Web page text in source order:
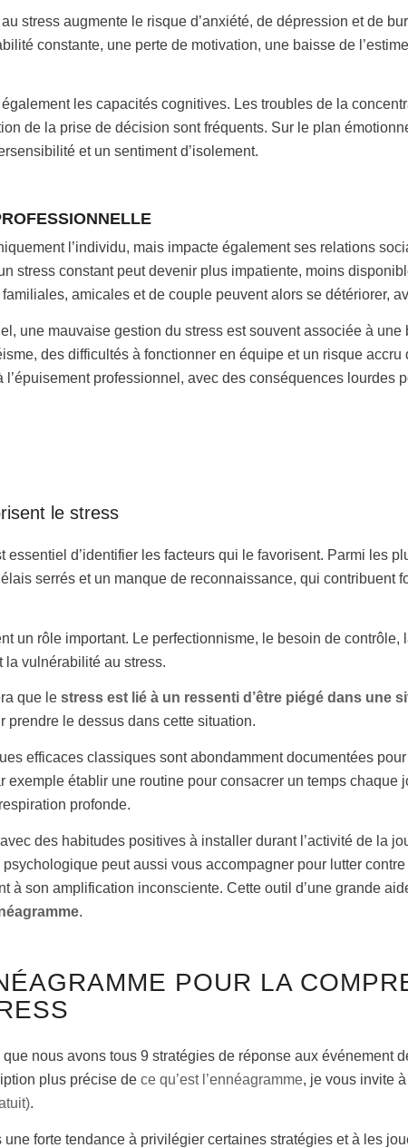
stress augmente le risque d’anxiété, de dépression et de
constante, une perte de motivation, une baisse de
les capacités cognitives. Les troubles de la
de la prise de décision sont fréquents. Sur le plan
et un sentiment d’isolement.
l’individu, mais impacte également ses relations
stress constant peut devenir plus impatiente, moins
amicales et de couple peuvent alors se détériorer,
une mauvaise gestion du stress est souvent associée à
des difficultés à fonctionner en équipe et un risque accru
l’épuisement professionnel, avec des conséquences lourdes
le stress
essentiel d’identifier les facteurs qui le favorisent. Parmi les
serrés et un manque de reconnaissance, qui contribuent
un rôle important. Le perfectionnisme, le besoin de contrôle,
la vulnérabilité au stress.
que le stress est lié à un ressenti d’être piégé dans une
prendre le dessus dans cette situation.
efficaces classiques sont abondamment documentées
établir une routine pour consacrer un temps chaque
profonde.
des habitudes positives à installer durant l’activité de la
peut aussi vous accompagner pour lutter
à son amplification inconsciente. Cette outil d’une grande
.
POUR LA
nous avons tous 9 stratégies de réponse aux événement
plus précise de ce qu’est l’ennéagramme, je vous invite
.
forte tendance à privilégier certaines stratégies et à les